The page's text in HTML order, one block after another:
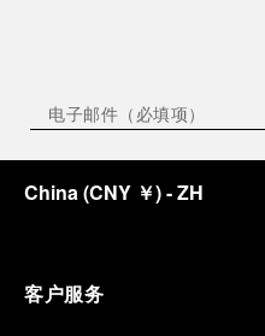
China(CNY ￥)- ZH
客户服务